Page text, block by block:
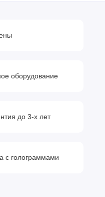
оборудование
до 3-х лет
с голограммами